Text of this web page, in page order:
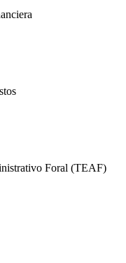
Foral (TEAF)